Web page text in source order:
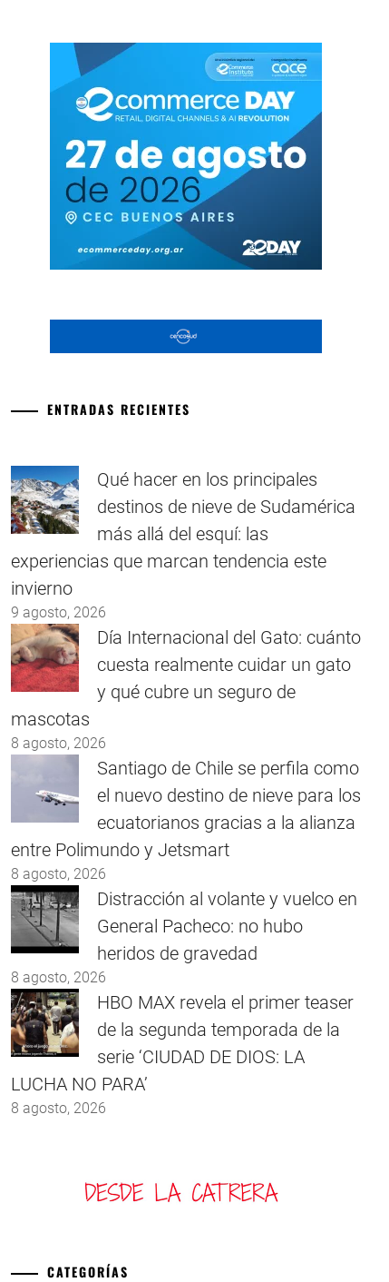
ENTRADAS RECIENTES
Qué hacer en los principales
destinos de nieve de Sudamérica
más allá del esquí: las
experiencias que marcan tendencia este
invierno
9 agosto, 2026
Día Internacional del Gato: cuánto
cuesta realmente cuidar un gato
y qué cubre un seguro de
mascotas
8 agosto, 2026
Santiago de Chile se perfila como
el nuevo destino de nieve para los
ecuatorianos gracias a la alianza
entre Polimundo y Jetsmart
8 agosto, 2026
Distracción al volante y vuelco en
General Pacheco: no hubo
heridos de gravedad
8 agosto, 2026
HBO MAX revela el primer teaser
de la segunda temporada de la
serie ‘CIUDAD DE DIOS: LA
LUCHA NO PARA’
8 agosto, 2026
CATEGORÍAS